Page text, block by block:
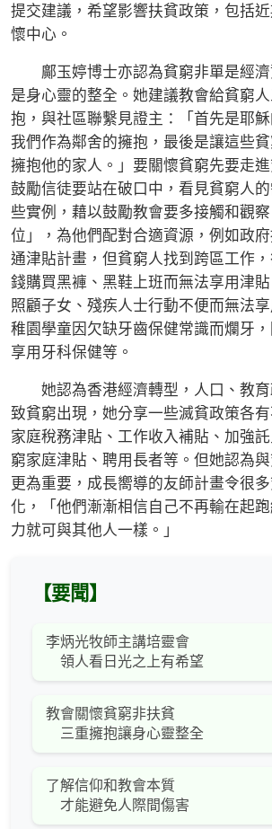
提交建議，希望影響扶貧政策，包括
懷中心。
鄺玉婷博士亦認為貧窮非單是經濟
是身心靈的整全。她建議教會給貧窮
抱，與社區聯繫見證主：「首先是耶
我們作為鄰舍的擁抱，最後是讓這些
擁抱他的家人。」要關懷貧窮先要走
鼓勵信徒要站在破口中，看見貧窮人
些實例，藉以鼓勵教會要多接觸和觀
位」，為他們配對合適資源，例如政
通津貼計畫，但貧窮人找到跨區工作
錢購買黑褲、黑鞋上班而無法享用津
照顧子女、殘疾人士行動不便而無法
稚園學童因欠缺牙齒保健常識而爛牙
享用牙科保健等。
她認為香港經濟轉型，人口、教育
致貧窮出現，她分享一些滅貧政策各
家庭稅務津貼、工作收入補貼、加強
窮家庭津貼、聘用長者等。但她認為與
更為重要，成長嚮導的友師計畫令很
化，「他們漸漸相信自己不再輸在起
力就可與其他人一樣。」
【要聞】
李炳光牧師主講培靈會
領人看日光之上有希望
教會關懷貧窮非扶貧
三重擁抱讓身心靈整全
了解信仰和教會本質
才能避免人際間傷害